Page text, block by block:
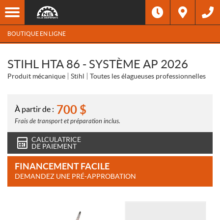
BOUTIQUE EN LIGNE
STIHL HTA 86 - SYSTÈME AP 2026
Produit mécanique Stihl Toutes les élagueuses professionnelles
À partir de : 700 $
Frais de transport et préparation inclus.
CALCULATRICE
DE PAIEMENT
FINANCEMENT FACILE
DEMANDEZ UNE PRÉ-APPROBATION